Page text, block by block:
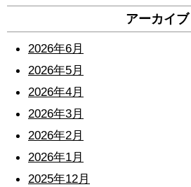
アーカイブ
2026年6月
2026年5月
2026年4月
2026年3月
2026年2月
2026年1月
2025年12月